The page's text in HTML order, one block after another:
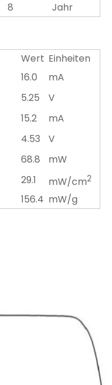
8
Jahr
Wert Einheiten
16.0
mA
5.25
V
15.2
mA
4.53
V
68.8
mW
29.1 mW/cm2
156.4 mW/g